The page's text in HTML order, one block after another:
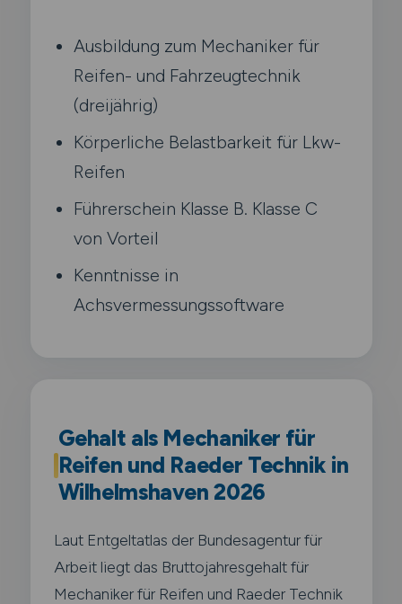
Ausbildung zum Mechaniker für
Reifen- und Fahrzeugtechnik
(dreijährig)
Körperliche Belastbarkeit für Lkw-
Reifen
Führerschein Klasse B. Klasse C
von Vorteil
Kenntnisse in
Achsvermessungssoftware
Gehalt als Mechaniker für
Reifen und Raeder Technik in
Wilhelmshaven 2026
Laut Entgeltatlas der Bundesagentur für
Arbeit liegt das Bruttojahresgehalt für
Mechaniker für Reifen und Raeder Technik